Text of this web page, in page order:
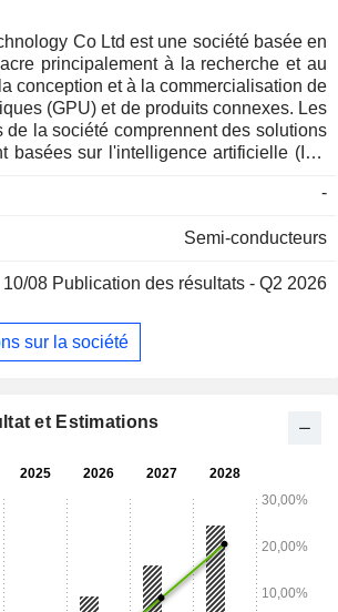
Co Ltd est une société basée en
principalement à la recherche et au
conception et à la commercialisation de
(GPU) et de produits connexes. Les
de la société comprennent des solutions
basées sur l'intelligence artificielle (IA),
graphique pour ordinateurs de
de la société peuvent être utilisés
jumeaux numériques, l'électronique
secteurs tels que les centres de
la construction de centres de
-
Semi-conducteurs
10/08 Publication des résultats - Q2 2026
sur la société
et Estimations